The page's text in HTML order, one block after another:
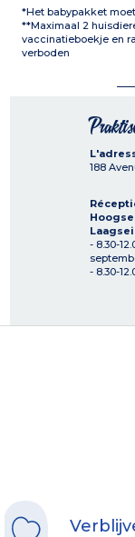
*Het babypakket
**Maximaal 2
vaccinatieboekje en
verboden
188
- 8.30-
- 8.30-